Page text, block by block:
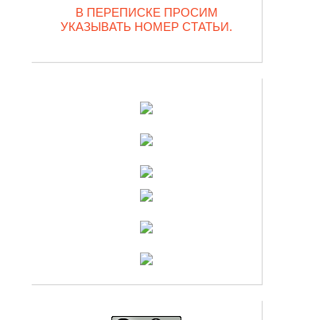
В ПЕРЕПИСКЕ ПРОСИМ
УКАЗЫВАТЬ НОМЕР СТАТЬИ.